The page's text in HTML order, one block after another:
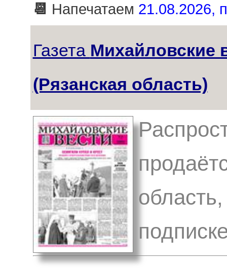
📆 Напечатаем 21.08.2026,
Газета Михайловские
(Рязанская область)